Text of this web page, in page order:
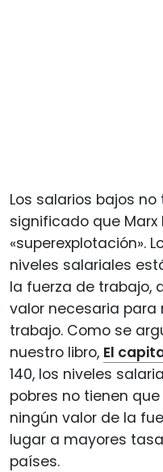
Los salarios bajos
significado que Marx
«superexplotación».
niveles salariales
la fuerza de trabajo,
valor necesaria para
trabajo. Como se
nuestro libro, El
140, los niveles
pobres no tienen
ningún valor de la
lugar a mayores
países.